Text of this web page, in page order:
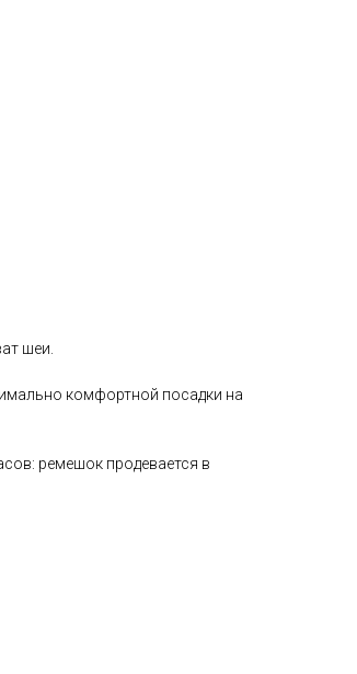
шеи.
комфортной посадки на
ремешок продевается в